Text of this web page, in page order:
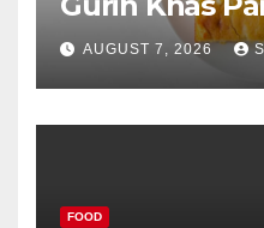
Unik
AUGUST 7, 2026
FOOD